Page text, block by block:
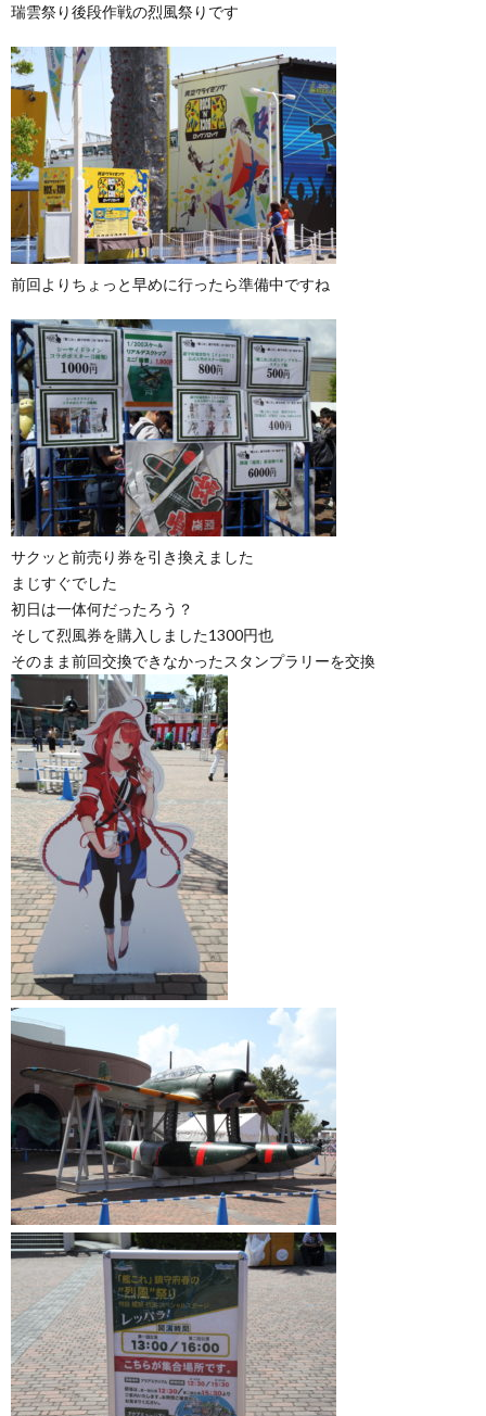
瑞雲祭り後段作戦の烈風祭りです
前回よりちょっと早めに行ったら準備中ですね
サクッと前売り券を引き換えました
まじすぐでした
初日は一体何だったろう？
そして烈風券を購入しました1300円也
そのまま前回交換できなかったスタンプラリーを交換